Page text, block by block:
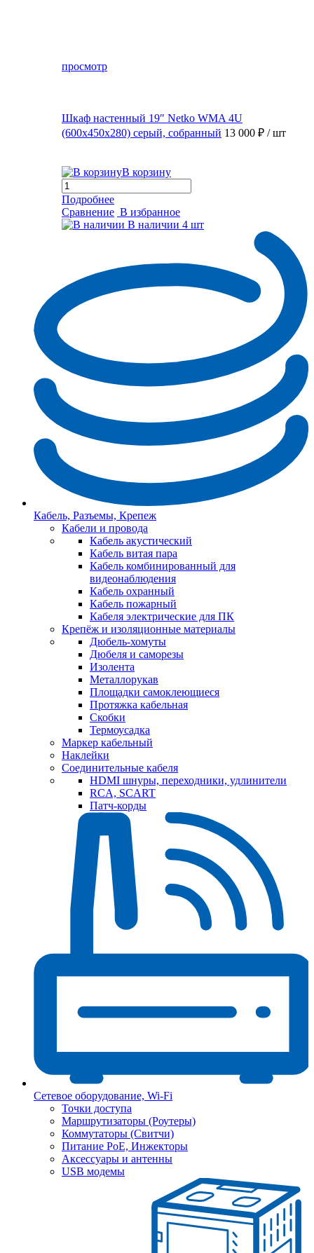
просмотр
Шкаф настенный 19″ Netko WMA 4U
(600x450x280) серый, собранный 13 000 ₽ / шт
В корзину
Подробнее
Сравнение В избранное
В наличии 4 шт
Кабель, Разъемы, Крепеж
Кабели и провода
Кабель акустический
Кабель витая пара
Кабель комбинированный для
видеонаблюдения
Кабель охранный
Кабель пожарный
Кабеля электрические для ПК
Крепёж и изоляционные материалы
Дюбель-хомуты
Дюбеля и саморезы
Изолента
Металлорукав
Площадки самоклеющиеся
Протяжка кабельная
Скобки
Термоусадка
Маркер кабельный
Наклейки
Соединительные кабеля
HDMI шнуры, переходники, удлинители
RCA, SCART
Патч-корды
Сетевое оборудование, Wi-Fi
Точки доступа
Маршрутизаторы (Роутеры)
Коммутаторы (Свитчи)
Питание PoE, Инжекторы
Аксессуары и антенны
USB модемы